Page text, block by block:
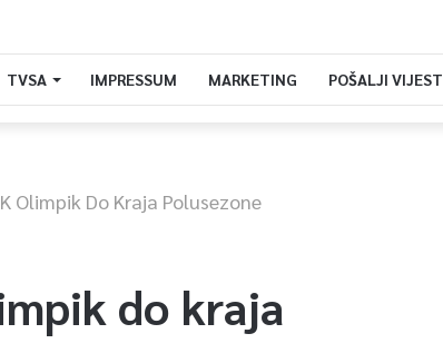
TVSA IMPRESSUM MARKETING POŠALJI VIJEST
Olimpik Do Kraja Polusezone
do kraja